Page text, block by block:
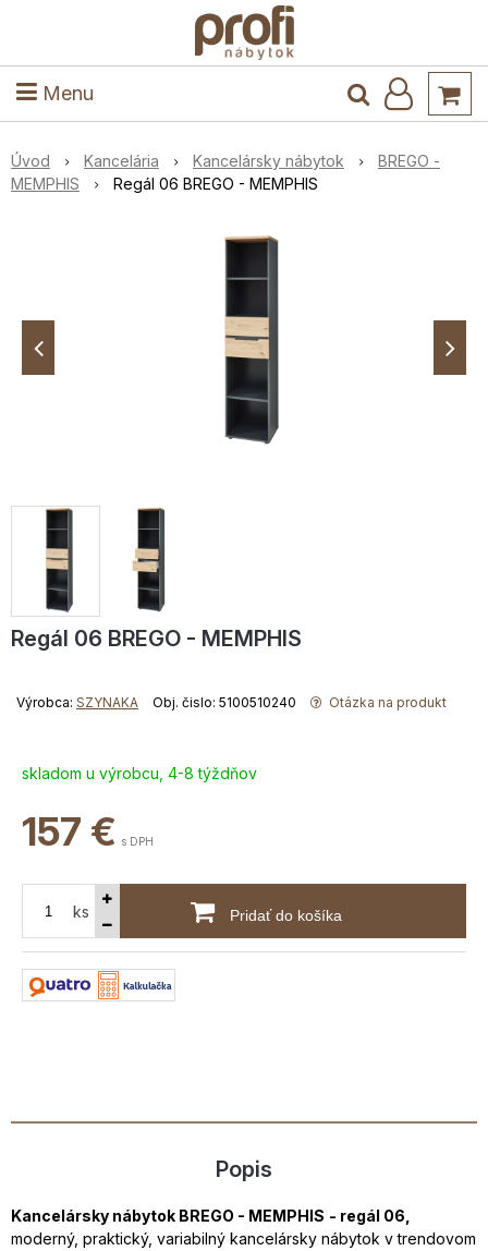
Menu
Kuchyňa a jedáleň
Úvod Kancelária Kancelársky nábytok
BREGO -
MEMPHIS
Regál 06 BREGO - MEMPHIS
Regál 06 BREGO - MEMPHIS
Výrobca: SZYNAKA Obj. čislo: 5100510240 Otázka na produkt
skladom u výrobcu, 4-8 týždňov
157 € s DPH
ks Pridať do košíka
Popis
Kancelársky nábytok BREGO - MEMPHIS - regál 06,
moderný, praktický, variabilný kancelársky nábytok v trendovom